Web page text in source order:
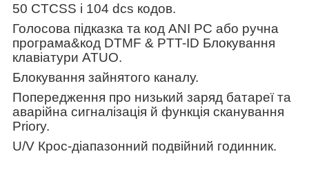
50 CTCSS і 104 dcs кодов.
Голосова підказка та код ANI PC або ручна
програма&код DTMF & PTT-ID Блокування
клавіатури ATUO.
Блокування зайнятого каналу.
Попередження про низький заряд батареї та
аварійна сигналізація й функція сканування
Priory.
U/V Крос-діапазонний подвійний годинник.